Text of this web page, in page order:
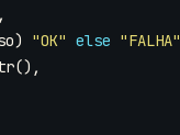
,
) "OK" else "FALHA"
(),